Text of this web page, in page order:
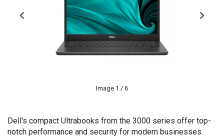
Image 1 / 6
Dell's compact Ultrabooks from the 3000 series offer top-
notch performance and security for modern businesses.